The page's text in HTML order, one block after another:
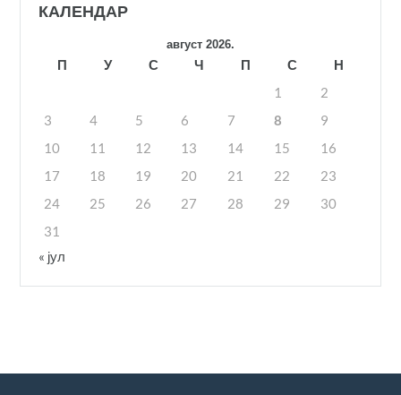
КАЛЕНДАР
август 2026.
П У С Ч П С
Н
1
2
3
4 5 6 7 8
9
10
11 12 13 14 15
16
17
18 19 20 21 22
23
24
25 26 27 28 29
30
31
« јул